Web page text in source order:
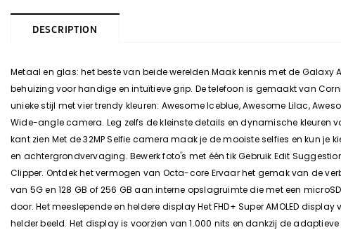
DESCRIPTION
Metaal en glas: het beste van beide werelden Maak kennis met de
behuizing voor handige en intuïtieve grip. De telefoon is gemaakt van
unieke stijl met vier trendy kleuren: Awesome Iceblue, Awesome Lilac,
Wide-angle camera. Leg zelfs de kleinste details en dynamische kleuren
kant zien Met de 32MP Selfie camera maak je de mooiste selfies en kun
en achtergrondvervaging. Bewerk foto's met één tik Gebruik Edit
Clipper. Ontdek het vermogen van Octa-core Ervaar het gemak van de
van 5G en 128 GB of 256 GB aan interne opslagruimte die met een
door. Het meeslepende en heldere display Het FHD+ Super AMOLED
helder beeld. Het display is voorzien van 1.000 nits en dankzij de